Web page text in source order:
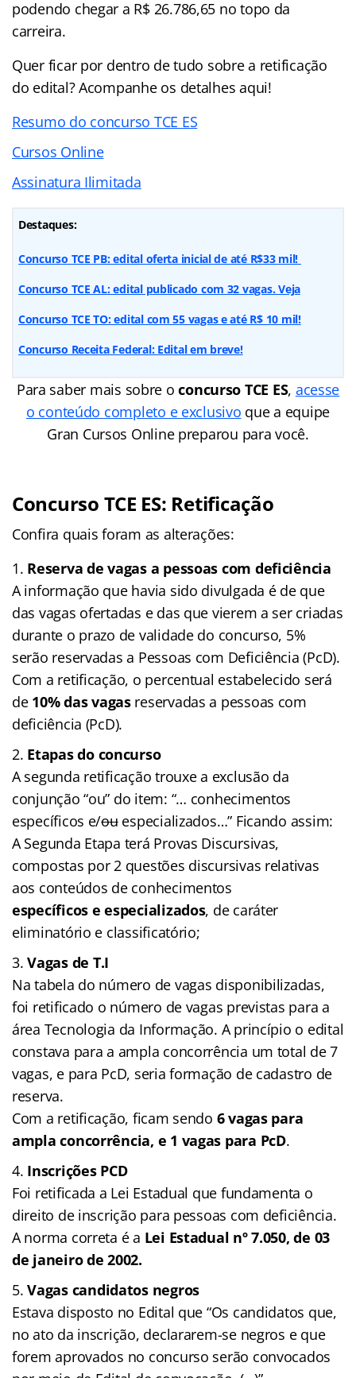
podendo chegar a R$ 26.786,65 no topo da
carreira.
Quer ficar por dentro de tudo sobre a retificação
do edital? Acompanhe os detalhes aqui!
Resumo do concurso TCE ES
Cursos Online
Assinatura Ilimitada
Destaques:
Concurso TCE PB: edital oferta inicial de até R$33 mil!
Concurso TCE AL: edital publicado com 32 vagas. Veja
Concurso TCE TO: edital com 55 vagas e até R$ 10 mil!
Concurso Receita Federal: Edital em breve!
Para saber mais sobre oconcurso TCE ES, acesse
o conteúdo completo e exclusivo que a equipe
Gran Cursos Online preparou para você.
Concurso TCE ES: Retificação
Confira quais foram as alterações:
Reserva de vagas a pessoas com deficiência
A informação que havia sido divulgada é de que
das vagas ofertadas e das que vierem a ser criadas
durante o prazo de validade do concurso, 5%
serão reservadas a Pessoas com Deficiência (PcD).
Com a retificação, o percentual estabelecido será
de 10% das vagasreservadas a pessoas com
deficiência (PcD).
Etapas do concurso
A segunda retificação trouxe a exclusão da
conjunção “ou” do item: “… conhecimentos
específicos e/ouespecializados…” Ficando assim:
A Segunda Etapa terá Provas Discursivas,
compostas por 2 questões discursivas relativas
aos conteúdos de conhecimentos
específicos e especializados, de caráter
eliminatório e classificatório;
Vagas de T.I
Na tabela do número de vagas disponibilizadas,
foi retificado o número de vagas previstas para a
área Tecnologia da Informação. A princípio o edital
constava para a ampla concorrência um total de 7
vagas, e para PcD, seria formação de cadastro de
reserva.
Com a retificação, ficam sendo 6 vagas para
ampla concorrência, e 1 vagas para PcD.
Inscrições PCD
Foi retificada a Lei Estadual que fundamenta o
direito de inscrição para pessoas com deficiência.
A norma correta é a Lei Estadual nº 7.050, de 03
de janeiro de 2002.
Vagas candidatos negros
Estava disposto no Edital que “Os candidatos que,
no ato da inscrição, declararem-se negros e que
forem aprovados no concurso serão convocados